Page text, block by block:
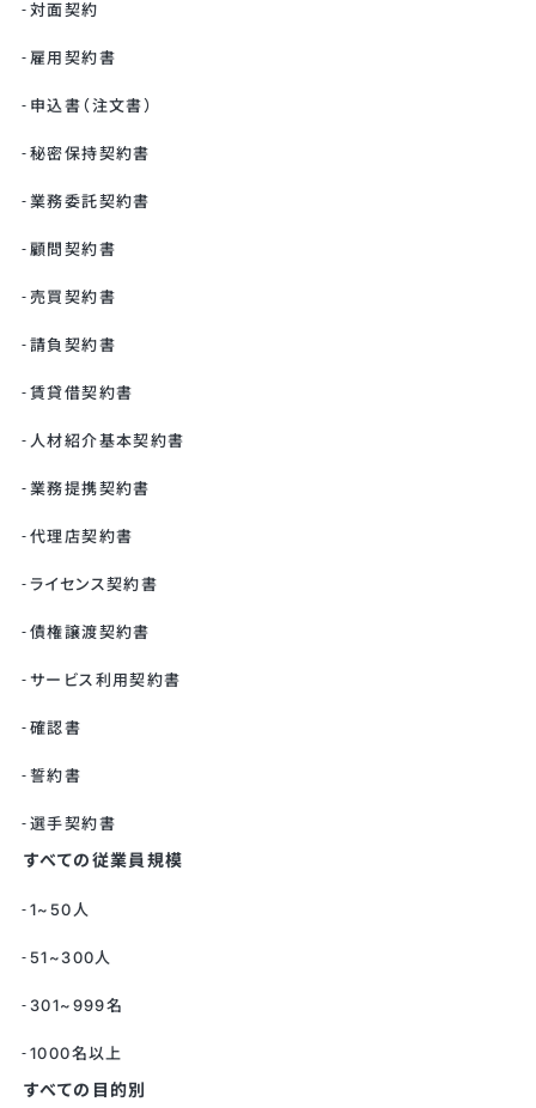
対面契約
雇用契約書
申込書（注文書）
秘密保持契約書
業務委託契約書
顧問契約書
売買契約書
請負契約書
賃貸借契約書
人材紹介基本契約書
業務提携契約書
代理店契約書
ライセンス契約書
債権譲渡契約書
サービス利用契約書
確認書
誓約書
選手契約書
すべての従業員規模
1~50人
51~300人
301~999名
1000名以上
すべての目的別